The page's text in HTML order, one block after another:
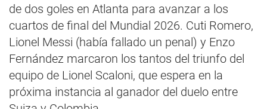
de dos goles en Atlanta para avanzar a los
cuartos de final del Mundial 2026. Cuti Romero,
Lionel Messi (había fallado un penal) y Enzo
Fernández marcaron los tantos del triunfo del
equipo de Lionel Scaloni, que espera en la
próxima instancia al ganador del duelo entre